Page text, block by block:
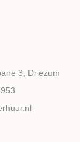
3, Driezum